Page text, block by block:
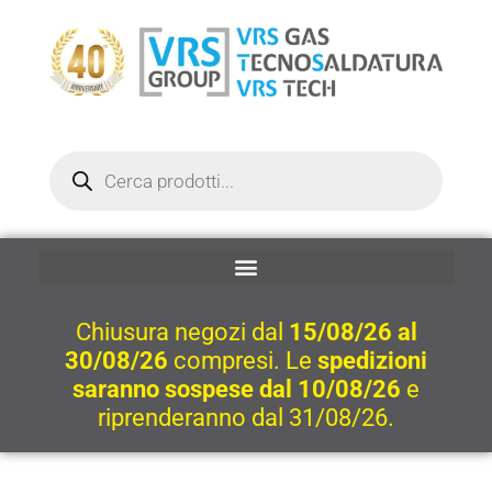
contenuto
Chiusura negozi dal 15/08/26 al
30/08/26 compresi. Le spedizioni
saranno sospese dal 10/08/26 e
riprenderanno dal 31/08/26.